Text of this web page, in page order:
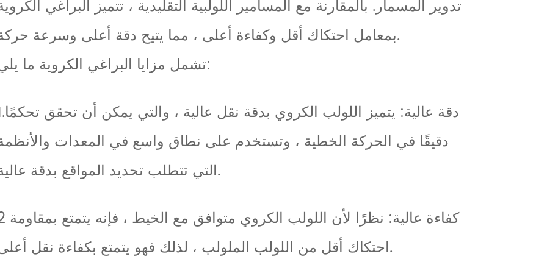
تدوير المسمار. بالمقارنة مع المسامير اللولبية التقليدية ، تتميز البراغي
بمعامل احتكاك أقل وكفاءة أعلى ، مما يتيح دقة أعلى وسرعة حركة.
تشمل مزايا البراغي الكروية ما يلي:
1.دقة عالية: يتميز اللولب
دقيقًا في الحركة الخطية ، وتستخدم على نطاق واسع في المعدات
التي تتطلب تحديد المواقع بدقة عالية.
2 كفاءة عالية: نظرًا لأن
احتكاك أقل من اللولب الملولب ، لذلك فهو يتمتع بكفاءة نقل أعلى.